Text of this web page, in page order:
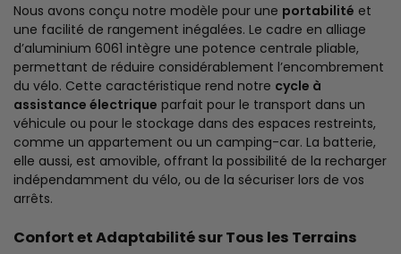
Nous avons conçu notre modèle pour une portabilité et
une facilité de rangement inégalées. Le cadre en alliage
d’aluminium 6061 intègre une potence centrale pliable,
permettant de réduire considérablement l’encombrement
du vélo. Cette caractéristique rend notre cycle à
assistance électrique parfait pour le transport dans un
véhicule ou pour le stockage dans des espaces restreints,
comme un appartement ou un camping-car. La batterie,
elle aussi, est amovible, offrant la possibilité de la recharger
indépendamment du vélo, ou de la sécuriser lors de vos
arrêts.
Confort et Adaptabilité sur Tous les Terrains